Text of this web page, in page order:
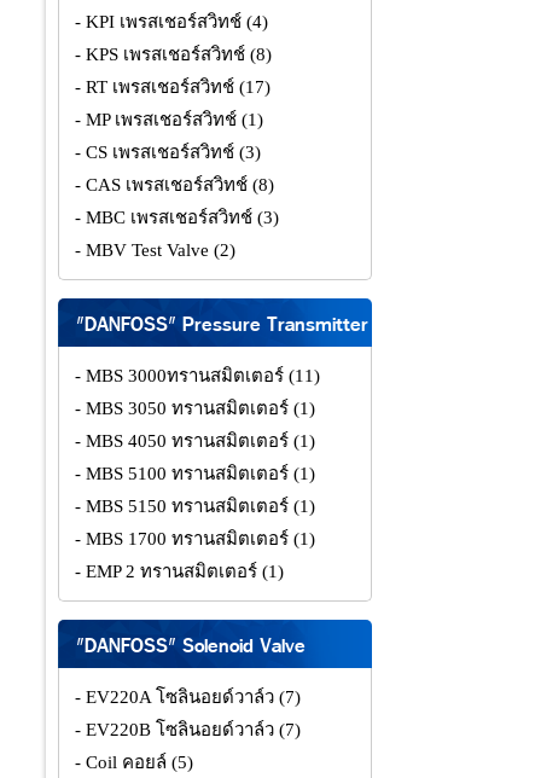
- KPI เพรสเชอร์สวิทช์ (4)
- KPS เพรสเชอร์สวิทช์ (8)
- RT เพรสเชอร์สวิทช์ (17)
- MP เพรสเชอร์สวิทช์ (1)
- CS เพรสเชอร์สวิทช์ (3)
- CAS เพรสเชอร์สวิทช์ (8)
- MBC เพรสเชอร์สวิทช์ (3)
- MBV Test Valve (2)
"DANFOSS" Pressure Transmitter
- MBS 3000ทรานสมิตเตอร์ (11)
- MBS 3050 ทรานสมิตเตอร์ (1)
- MBS 4050 ทรานสมิตเตอร์ (1)
- MBS 5100 ทรานสมิตเตอร์ (1)
- MBS 5150 ทรานสมิตเตอร์ (1)
- MBS 1700 ทรานสมิตเตอร์ (1)
- EMP 2 ทรานสมิตเตอร์ (1)
"DANFOSS" Solenoid Valve
- EV220A โซลินอยด์วาล์ว (7)
- EV220B โซลินอยด์วาล์ว (7)
- Coil คอยล์ (5)